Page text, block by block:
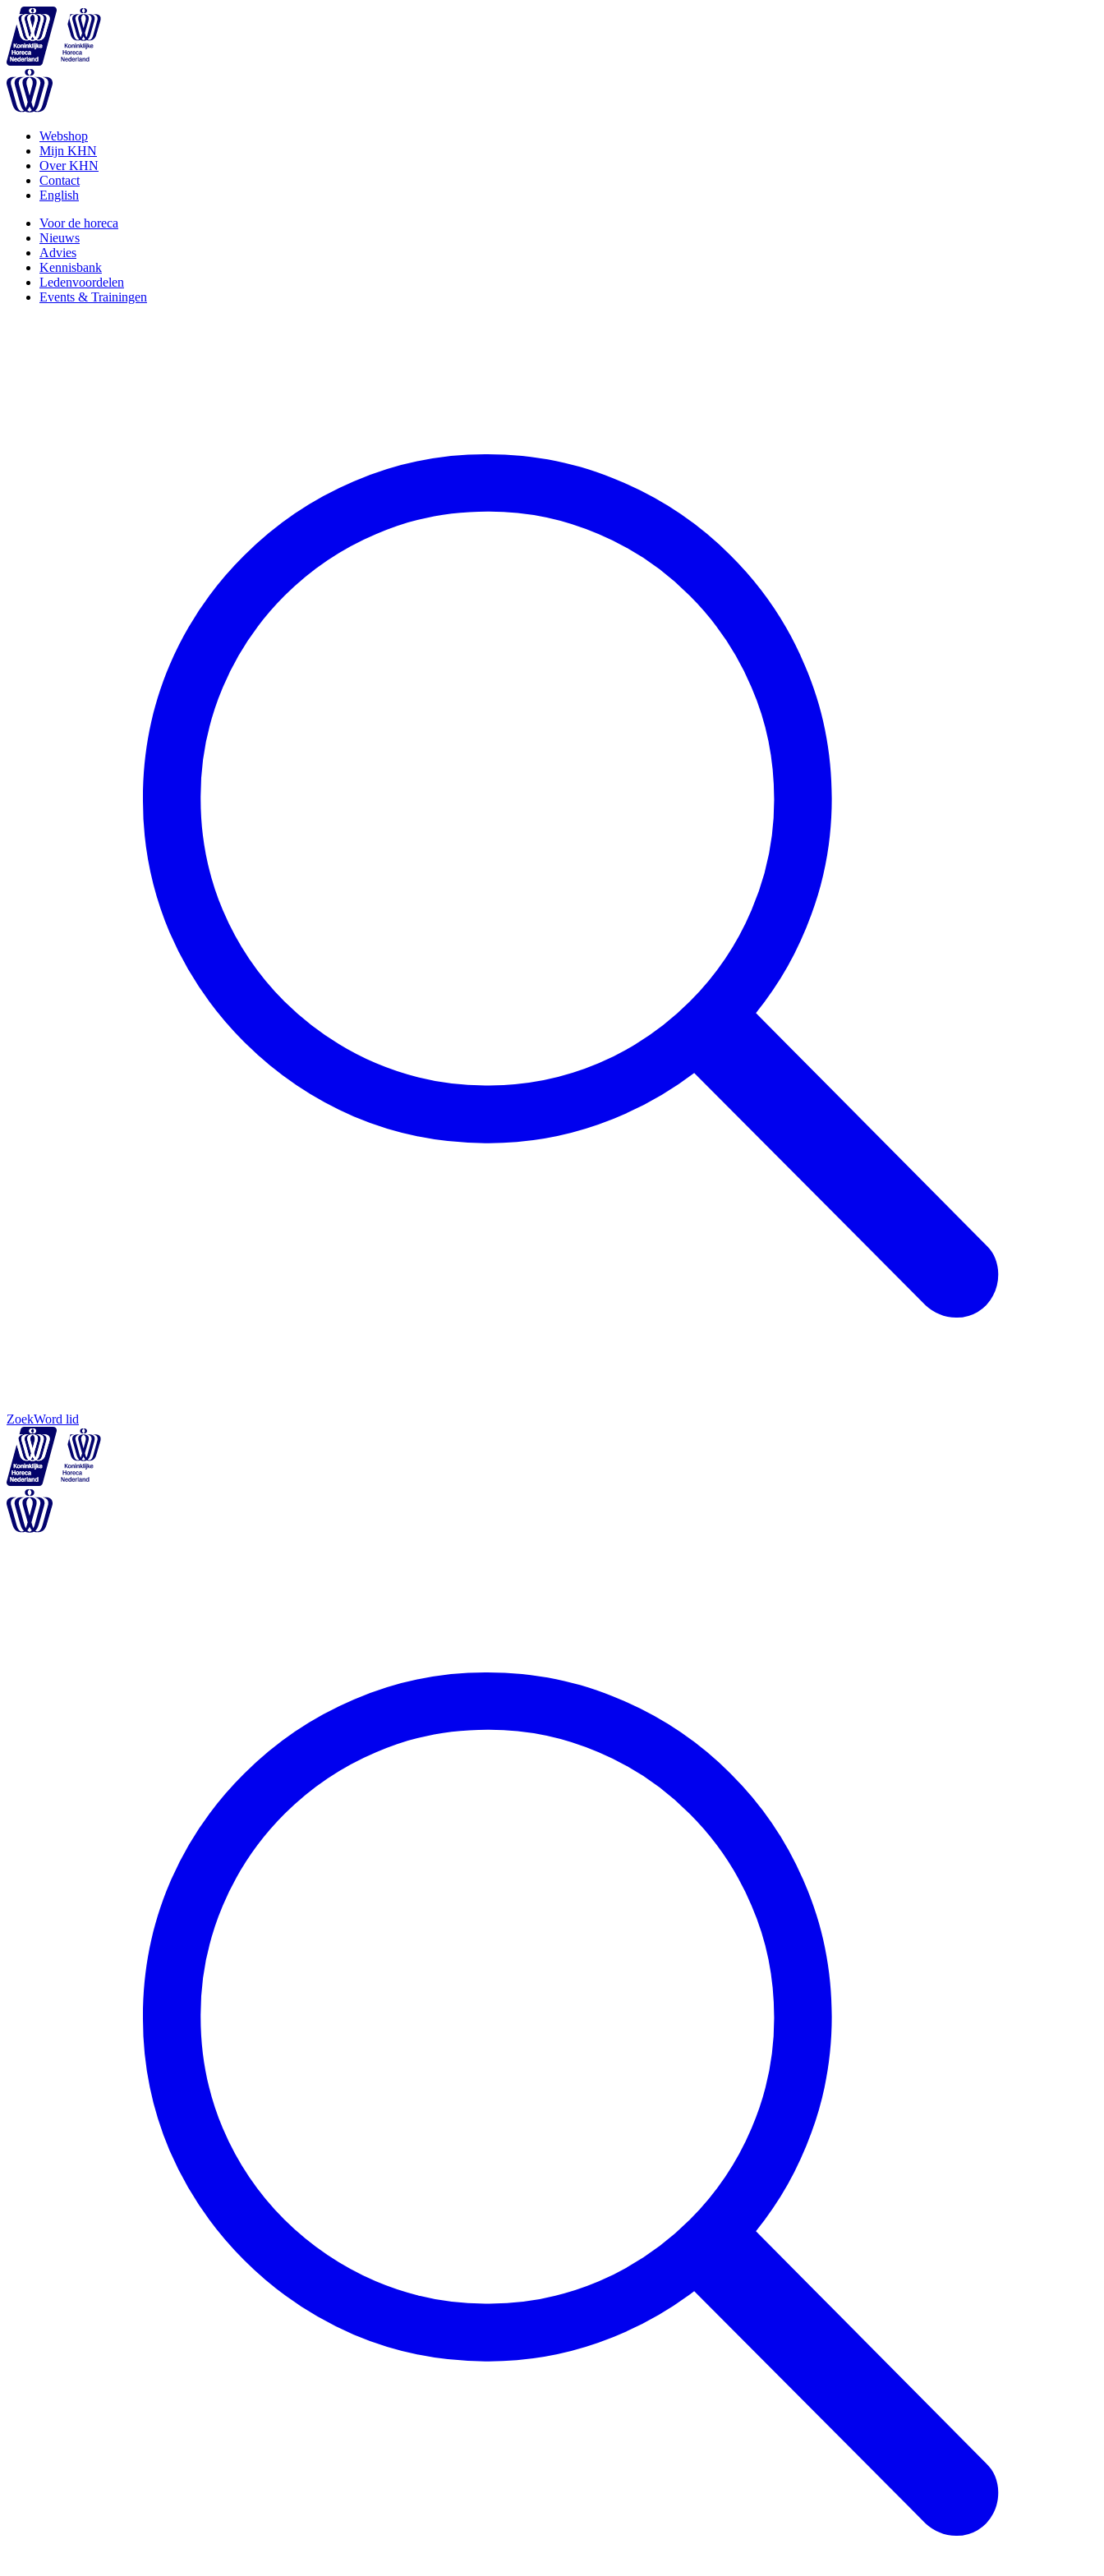
Webshop
Mijn KHN
Over KHN
Contact
English
Voor de horeca
Nieuws
Advies
Kennisbank
Ledenvoordelen
Events & Trainingen
ZoekWord lid